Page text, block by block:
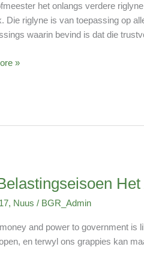
het onlangs verdere
Die riglyne is van toepassing op
waarin bevind is dat die
»
, Nuus / BGR_Admin
and power to government is
en terwyl ons grappies kan